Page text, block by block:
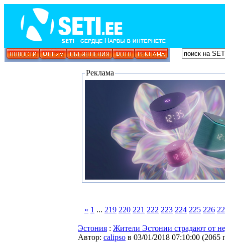
Реклама
« 1 ... 219 220 221 222 223 224 225 226
Эстония : Жители Эстонии страдают от
Автор: calipso в 03/01/2018 07:10:00 (2065